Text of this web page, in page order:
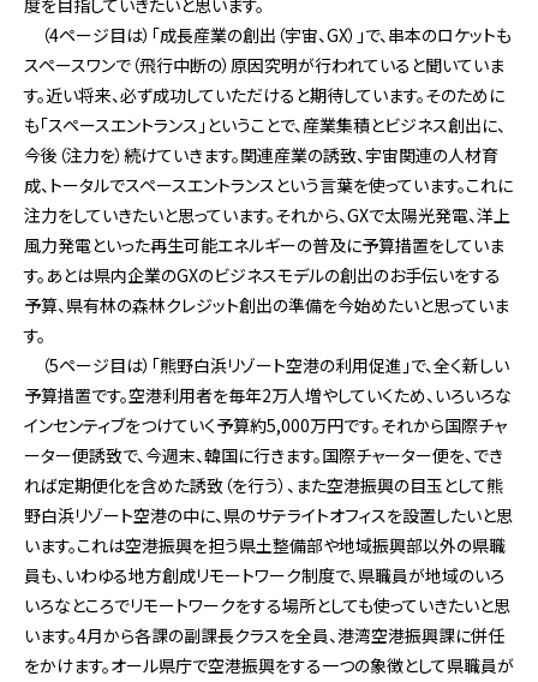
度を目指していきたいと思います。
（4ページ目は）「成長産業の創出（宇宙、GX）」で、串本のロケットも
スペースワンで（飛行中断の）原因究明が行われていると聞いていま
す。近い将来、必ず成功していただけると期待しています。そのために
も「スペースエントランス」ということで、産業集積とビジネス創出に、
今後（注力を）続けていきます。関連産業の誘致、宇宙関連の人材育
成、トータルでスペースエントランスという言葉を使っています。これに
注力をしていきたいと思っています。それから、GXで太陽光発電、洋上
風力発電といった再生可能エネルギーの普及に予算措置をしていま
す。あとは県内企業のGXのビジネスモデルの創出のお手伝いをする
予算、県有林の森林クレジット創出の準備を今始めたいと思っていま
す。
（5ページ目は）「熊野白浜リゾート空港の利用促進」で、全く新しい
予算措置です。空港利用者を毎年2万人増やしていくため、いろいろな
インセンティブをつけていく予算約5,000万円です。それから国際チャ
ーター便誘致で、今週末、韓国に行きます。国際チャーター便を、でき
れば定期便化を含めた誘致（を行う）、また空港振興の目玉として熊
野白浜リゾート空港の中に、県のサテライトオフィスを設置したいと思
います。これは空港振興を担う県土整備部や地域振興部以外の県職
員も、いわゆる地方創成リモートワーク制度で、県職員が地域のいろ
いろなところでリモートワークをする場所としても使っていきたいと思
います。4月から各課の副課長クラスを全員、港湾空港振興課に併任
をかけます。オール県庁で空港振興をする一つの象徴として県職員が